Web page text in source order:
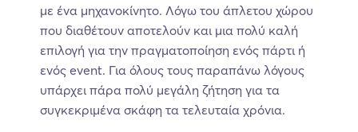
με ένα μηχανοκίνητο. Λόγω του άπλετου χώρου
που διαθέτουν αποτελούν και μια πολύ καλή
επιλογή για την πραγματοποίηση ενός πάρτι ή
ενός event. Για όλους τους παραπάνω λόγους
υπάρχει πάρα πολύ μεγάλη ζήτηση για τα
συγκεκριμένα σκάφη τα τελευταία χρόνια.